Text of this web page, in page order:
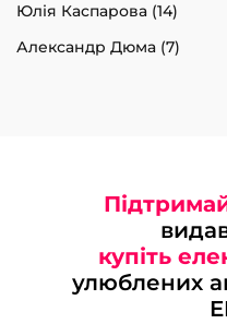
Юлія Каспарова (14)
Александр Дюма (7)
купіть
улюблених